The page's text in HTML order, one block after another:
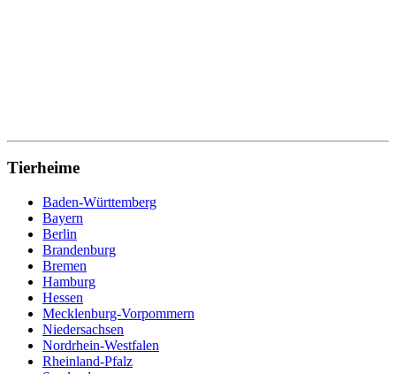
Tierheime
Baden-Württemberg
Bayern
Berlin
Brandenburg
Bremen
Hamburg
Hessen
Mecklenburg-Vorpommern
Niedersachsen
Nordrhein-Westfalen
Rheinland-Pfalz